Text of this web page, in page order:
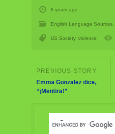
8 years ago
English Language Sources,
US Society, violence
Emma Gonzalez dice,
“¡Mentira!”